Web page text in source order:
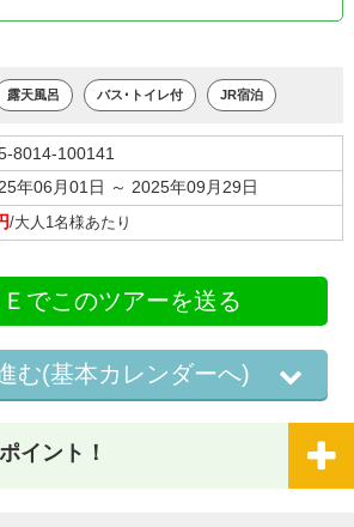
露天風呂 バス･トイレ付 JR宿泊
8014-100141
年06月01日 ～ 2025年09月29日
/大人1名様あたり
Ｅでこのツアーを送る
む(基本カレンダーへ)
イント！